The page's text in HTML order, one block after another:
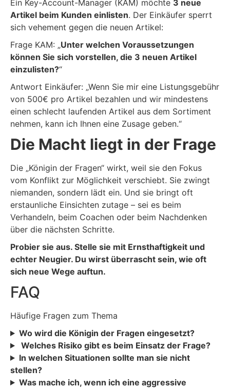
Ein Key-Account-Manager (KAM) möchte 3 neue
Artikel beim Kunden einlisten. Der Einkäufer sperrt
sich vehement gegen die neuen Artikel:
Frage KAM: „Unter welchen Voraussetzungen
können Sie sich vorstellen, die 3 neuen Artikel
einzulisten?“
Antwort Einkäufer: „Wenn Sie mir eine Listungsgebühr
von 500€ pro Artikel bezahlen und wir mindestens
einen schlecht laufenden Artikel aus dem Sortiment
nehmen, kann ich Ihnen eine Zusage geben.“
Die Macht liegt in der Frage
Die „Königin der Fragen“ wirkt, weil sie den Fokus
vom Konflikt zur Möglichkeit verschiebt. Sie zwingt
niemanden, sondern lädt ein. Und sie bringt oft
erstaunliche Einsichten zutage – sei es beim
Verhandeln, beim Coachen oder beim Nachdenken
über die nächsten Schritte.
Probier sie aus. Stelle sie mit Ernsthaftigkeit und
echter Neugier. Du wirst überrascht sein, wie oft
sich neue Wege auftun.
FAQ
Häufige Fragen zum Thema
Wo wird die Königin der Fragen eingesetzt?
Welches Risiko gibt es beim Einsatz der Frage?
In welchen Situationen sollte man sie nicht
stellen?
Was mache ich, wenn ich eine aggressive